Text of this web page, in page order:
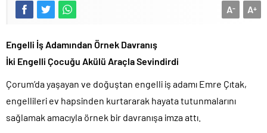
A+
A-
Engelli İş Adamından Örnek Davranış
İki Engelli Çocuğu Akülü Araçla Sevindirdi
Çorum’da yaşayan ve doğuştan engelli iş adamı Emre Çıtak,
engellileri ev hapsinden kurtararak hayata tutunmalarını
sağlamak amacıyla örnek bir davranışa imza attı.